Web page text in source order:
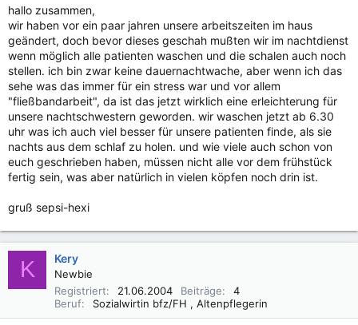
hallo zusammen,
wir haben vor ein paar jahren unsere arbeitszeiten im haus
geändert, doch bevor dieses geschah mußten wir im nachtdienst
wenn möglich alle patienten waschen und die schalen auch noch
stellen. ich bin zwar keine dauernachtwache, aber wenn ich das
sehe was das immer für ein stress war und vor allem
"fließbandarbeit", da ist das jetzt wirklich eine erleichterung für
unsere nachtschwestern geworden. wir waschen jetzt ab 6.30
uhr was ich auch viel besser für unsere patienten finde, als sie
nachts aus dem schlaf zu holen. und wie viele auch schon von
euch geschrieben haben, müssen nicht alle vor dem frühstück
fertig sein, was aber natürlich in vielen köpfen noch drin ist.
gruß sepsi-hexi
K Kery
Newbie
Registriert
21.06.2004 Beiträge
4
Beruf
Sozialwirtin bfz/FH , Altenpflegerin